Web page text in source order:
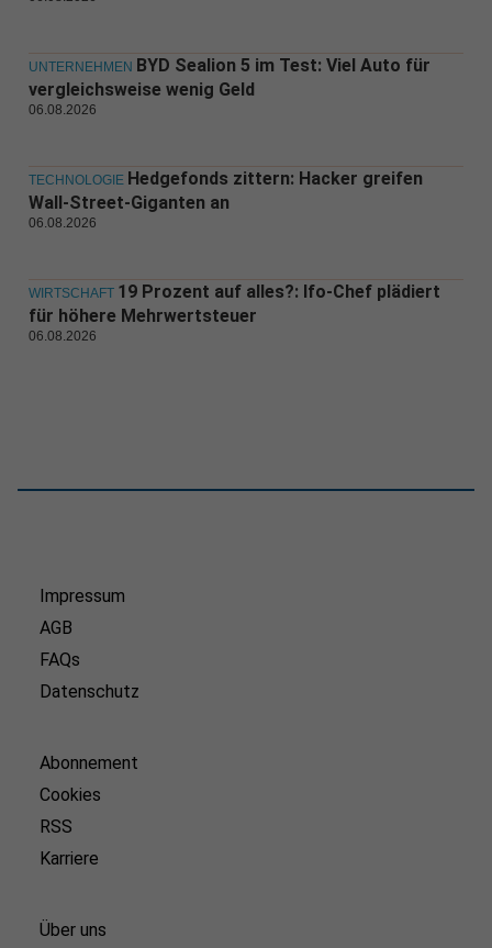
UNTERNEHMEN BYD Sealion 5 im Test: Viel Auto für
vergleichsweise wenig Geld
06.08.2026
TECHNOLOGIE Hedgefonds zittern: Hacker greifen
Wall-Street-Giganten an
06.08.2026
WIRTSCHAFT 19 Prozent auf alles?: Ifo-Chef plädiert
für höhere Mehrwertsteuer
06.08.2026
Impressum
AGB
FAQs
Datenschutz
Abonnement
Cookies
RSS
Karriere
Über uns